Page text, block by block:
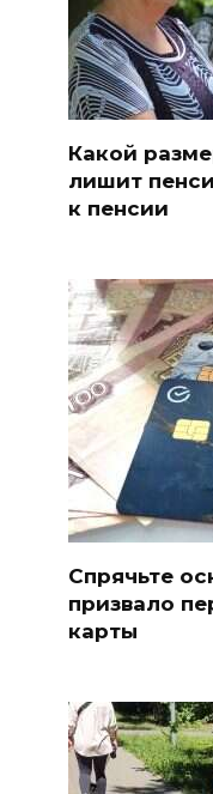
Какой
лишит
к пенсии
Спрячьте
призвало
карты